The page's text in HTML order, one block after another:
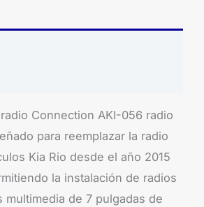
Connection AKI-056 radio
para reemplazar la radio
Kia Rio desde el año 2015
la instalación de radios
multimedia de 7 pulgadas de